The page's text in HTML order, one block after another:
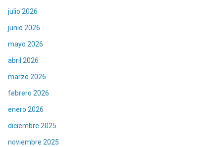
julio 2026
junio 2026
mayo 2026
abril 2026
marzo 2026
febrero 2026
enero 2026
diciembre 2025
noviembre 2025